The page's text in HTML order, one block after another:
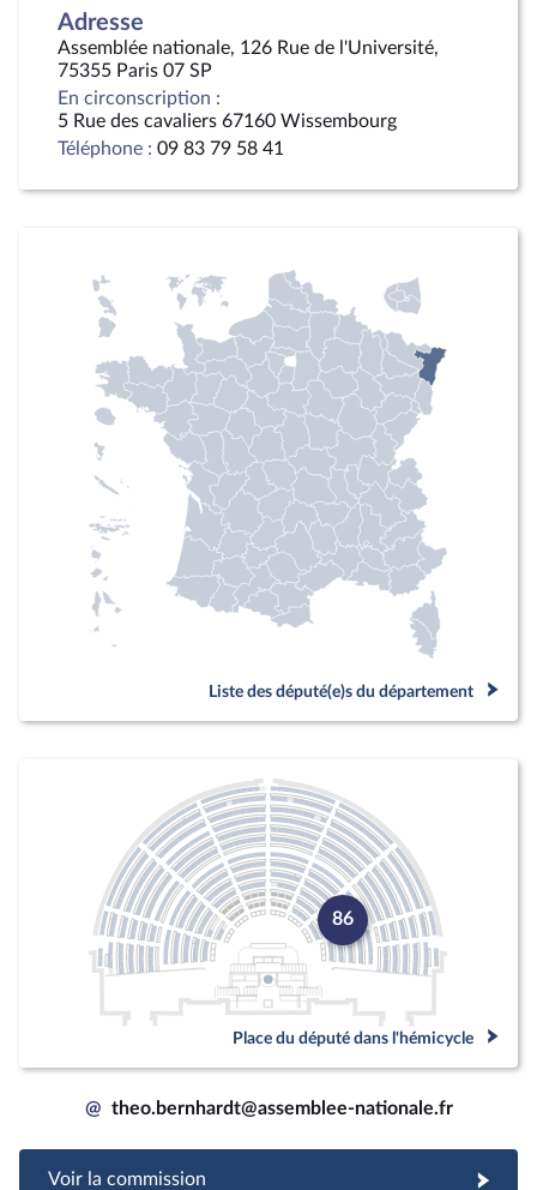
Adresse
Assemblée nationale, 126 Rue de l'Université,
75355 Paris 07 SP
En circonscription :
5 Rue des cavaliers 67160 Wissembourg
Téléphone : 09 83 79 58 41
Liste des député(e)s du département
86
Place du député dans l'hémicycle
@ theo.bernhardt@assemblee-nationale.fr
Voir la commission